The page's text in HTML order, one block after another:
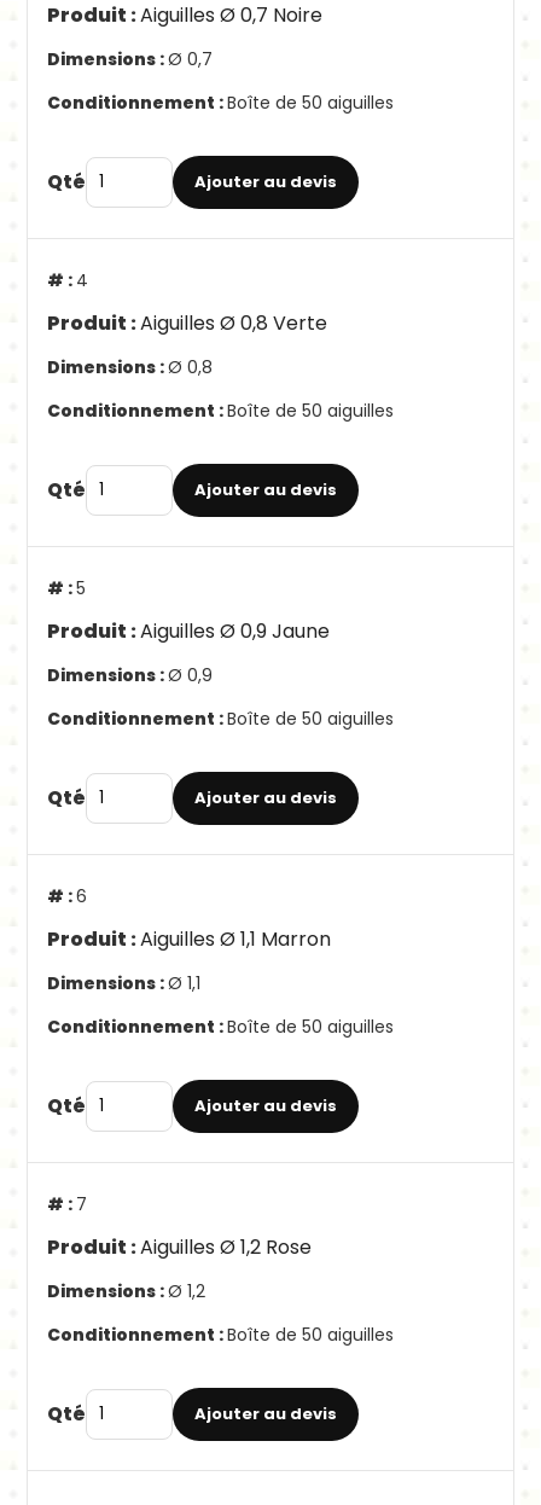
Aiguilles Ø 0,7 Noire
Ø 0,7
Boîte de 50 aiguilles
Qté Ajouter au devis
4
Aiguilles Ø 0,8 Verte
Ø 0,8
Boîte de 50 aiguilles
Qté Ajouter au devis
5
Aiguilles Ø 0,9 Jaune
Ø 0,9
Boîte de 50 aiguilles
Qté Ajouter au devis
6
Aiguilles Ø 1,1 Marron
Ø 1,1
Boîte de 50 aiguilles
Qté Ajouter au devis
7
Aiguilles Ø 1,2 Rose
Ø 1,2
Boîte de 50 aiguilles
Qté Ajouter au devis